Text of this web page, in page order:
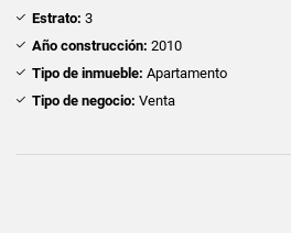
Estrato: 3
Año construcción: 2010
Tipo de inmueble: Apartamento
Tipo de negocio: Venta